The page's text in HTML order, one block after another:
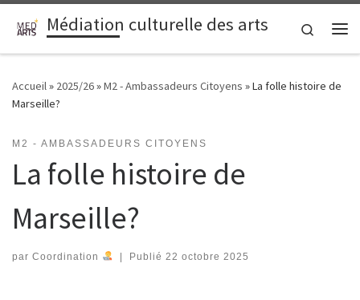
Passer au contenu
Médiation culturelle des arts
Search
Accueil» 2025/26»M2 - Ambassadeurs Citoyens »La folle histoire de
Marseille?
M2 - AMBASSADEURS CITOYENS
La folle histoire de
Marseille?
par Coordination | Publié 22 octobre 2025